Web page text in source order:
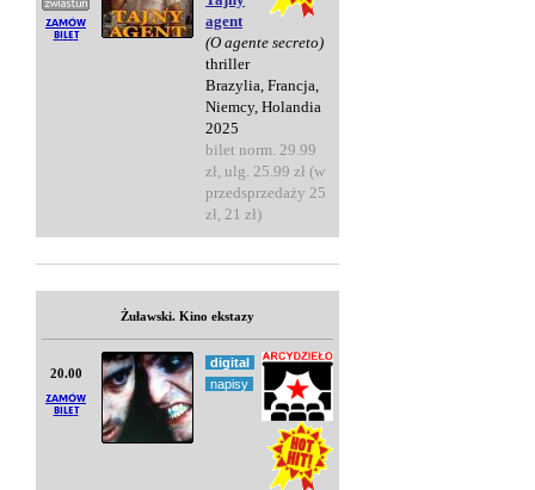
agent
(O agente secreto)
thriller
Brazylia, Francja,
Niemcy, Holandia
2025
bilet norm. 29.99
zł, ulg. 25.99 zł (w
przedsprzedaży 25
zł, 21 zł)
Żuławski. Kino ekstazy
20.00
digital
napisy